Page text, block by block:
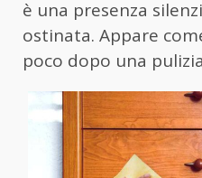
è una presenza
ostinata. Appare
poco dopo una